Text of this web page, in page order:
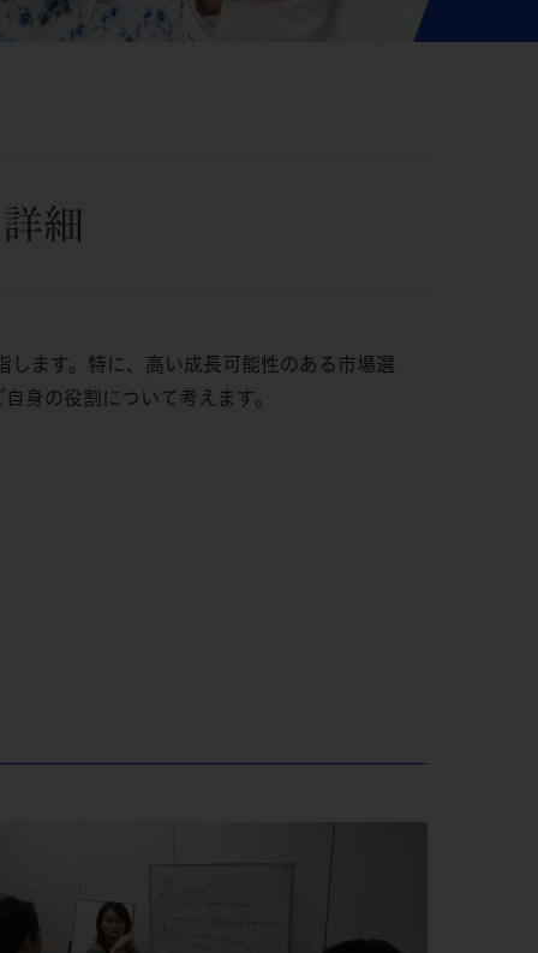
細
ます。特に、高い成長可能性のある市場選
身の役割について考えます。